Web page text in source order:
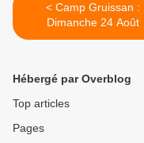
< Camp Gruissan :
Dimanche 24 Août
Hébergé par Overblog
Top articles
Pages